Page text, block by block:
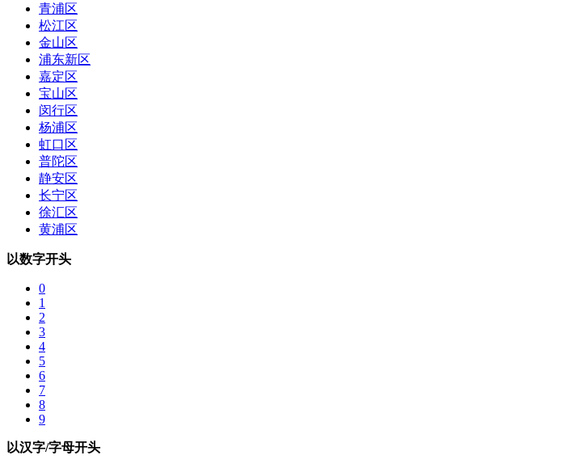
青浦区
松江区
金山区
浦东新区
嘉定区
宝山区
闵行区
杨浦区
虹口区
普陀区
静安区
长宁区
徐汇区
黄浦区
以数字开头
0
1
2
3
4
5
6
7
8
9
以汉字/字母开头